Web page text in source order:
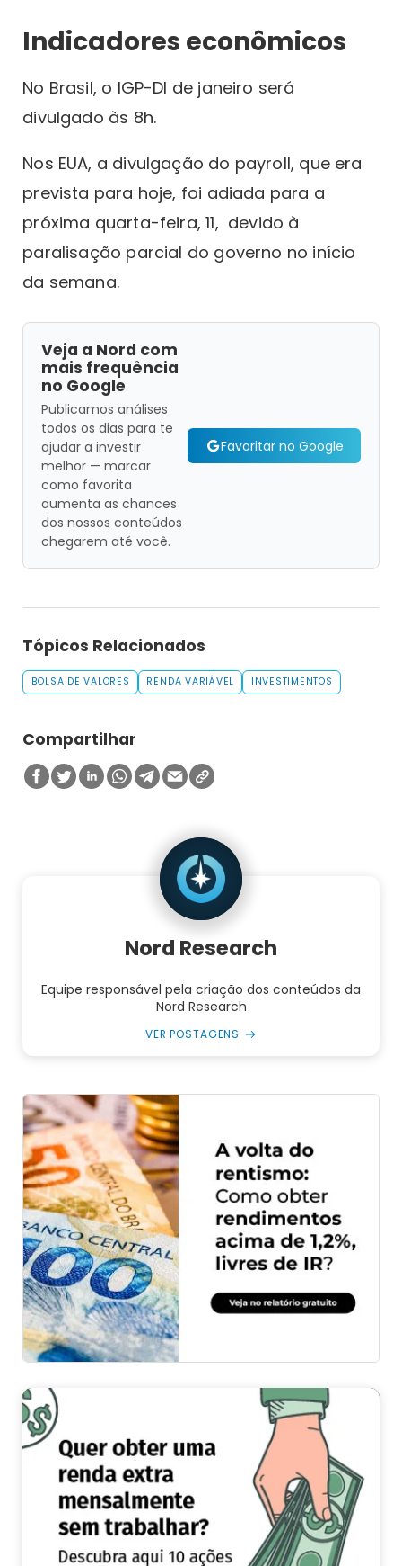
Indicadores econômicos
No Brasil, o IGP-DI de janeiro será
divulgado às 8h.
Nos EUA, a divulgação do payroll, que era
prevista para hoje, foi adiada para a
próxima quarta-feira, 11, devido à
paralisação parcial do governo no início
da semana.
Veja a Nord com
mais frequência
no Google
Publicamos análises
todos os dias para te
ajudar a investir
melhor — marcar
como favorita
aumenta as chances
dos nossos conteúdos
chegarem até você.
Favoritar no Google
Tópicos Relacionados
BOLSA DE VALORES RENDA VARIÁVEL INVESTIMENTOS
Compartilhar
Nord Research
Equipe responsável pela criação dos conteúdos da
Nord Research
VER POSTAGENS